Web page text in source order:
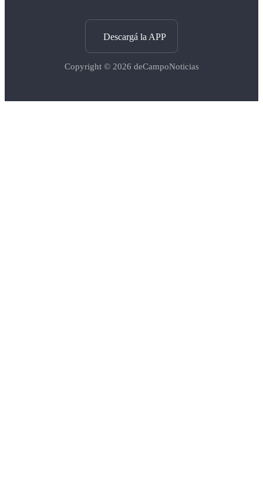
Descargá la APP
Copyright © 2026 deCampoNoticias